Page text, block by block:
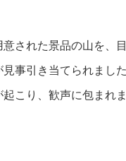
ーされた景品の山を、
事引き当てられまし
こり、歓声に包まれま